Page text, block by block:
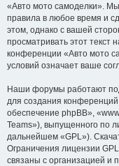
«Авто мото самоделки».
правила в любое время и
этом, однако с вашей
просматривать этот текст
конференции «Авто мото
условий означает ваше
Наши форумы работают
для создания
обеспечение phpBB»,
Teams»), выпущенного по
дальнейшем «GPL»).
Ограничения лицензии
связаны с организацией и